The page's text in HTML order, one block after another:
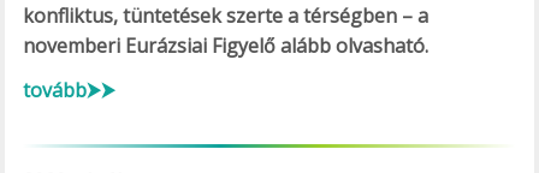
konfliktus, tüntetések szerte a térségben – a
novemberi Eurázsiai Figyelő alább olvasható.
tovább⮞⮞